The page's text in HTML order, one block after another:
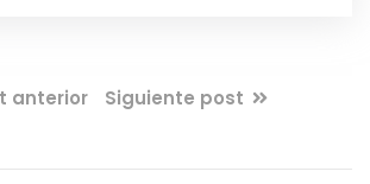
anterior Siguiente post